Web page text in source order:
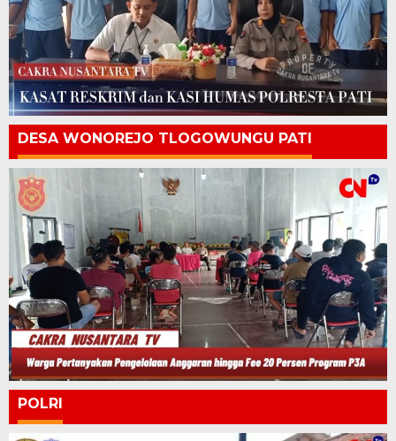
DESA WONOREJO TLOGOWUNGU PATI
POLRI